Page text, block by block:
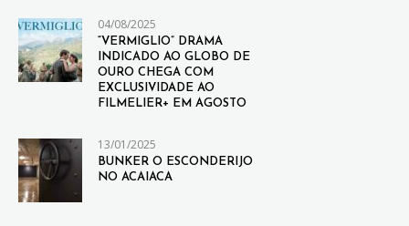
04/08/2025
“VERMIGLIO” DRAMA
INDICADO AO GLOBO DE
OURO CHEGA COM
EXCLUSIVIDADE AO
FILMELIER+ EM AGOSTO
13/01/2025
BUNKER O ESCONDERIJO
NO ACAIACA